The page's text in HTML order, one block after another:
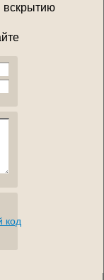
вскрытию
код